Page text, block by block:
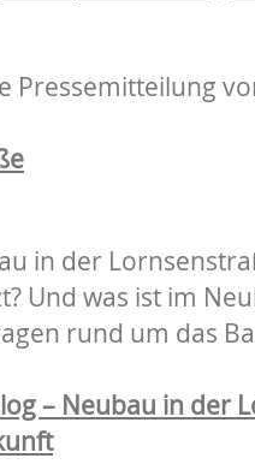
Pressemitteilung
in der
Und was ist im
rund um das
– Neubau in